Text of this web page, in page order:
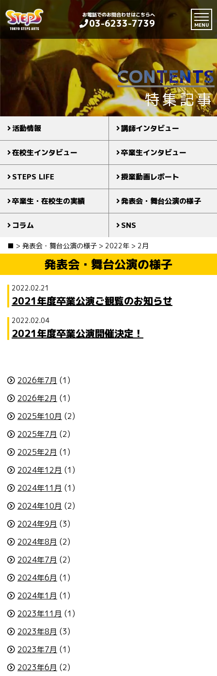
お電話でのお問合わせはこちらへ
03-6233-7739 MENU
CONTENTS
特集記事
活動情報 講師インタビュー
在校生インタビュー 卒業生インタビュー
STEPS LIFE 授業動画レポート
卒業生・在校生の実績 発表会・舞台公演の様子
コラム SNS
■ > 発表会・舞台公演の様子 > 2022年 > 2月
発表会・舞台公演の様子
2022.02.21
2021年度卒業公演ご観覧のお知らせ
2022.02.04
2021年度卒業公演開催決定！
2026年7月 (1)
2026年2月 (1)
2025年10月 (2)
2025年7月 (2)
2025年2月 (1)
2024年12月 (1)
2024年11月 (1)
2024年10月 (2)
2024年9月 (3)
2024年8月 (2)
2024年7月 (2)
2024年6月 (1)
2024年1月 (1)
2023年11月 (1)
2023年8月 (3)
2023年7月 (1)
2023年6月 (2)